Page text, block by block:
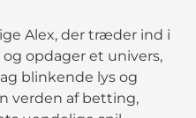
Alex, der træder ind i
og opdager et univers,
blinkende lys og
verden af betting,